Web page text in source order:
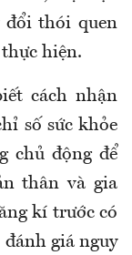
đổi thói quen
hiện.
cách nhận
số sức khỏe
chủ động để
thân và gia
kí trước có
đánh giá nguy